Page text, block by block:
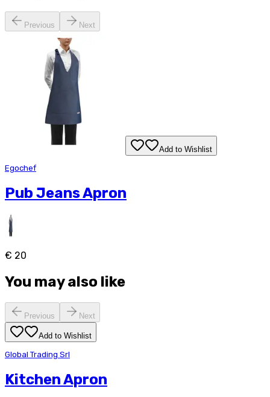
Previous Next
Add to Wishlist
Egochef
Pub Jeans Apron
€ 20
You may also like
Previous Next
Add to Wishlist
Global Trading Srl
Kitchen Apron